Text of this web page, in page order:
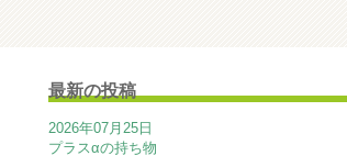
最新の投稿
2026年07月25日
プラスαの持ち物